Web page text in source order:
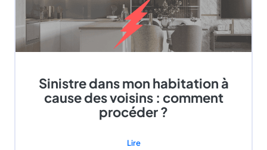
Sinistre dans mon habitation à
cause des voisins : comment
procéder ?
Lire